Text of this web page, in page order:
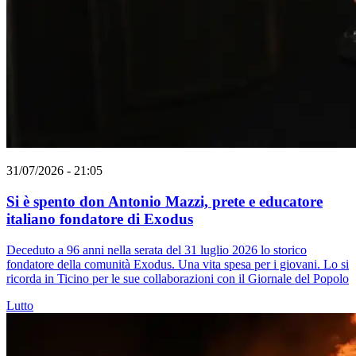
31/07/2026 - 21:05
Si è spento don Antonio Mazzi, prete e educatore
italiano fondatore di Exodus
Deceduto a 96 anni nella serata del 31 luglio 2026 lo storico
fondatore della comunità Exodus. Una vita spesa per i giovani. Lo si
ricorda in Ticino per le sue collaborazioni con il Giornale del Popolo
Lutto